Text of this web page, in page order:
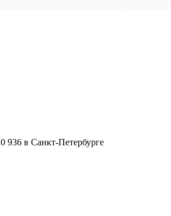
936 в Санкт-Петербурге